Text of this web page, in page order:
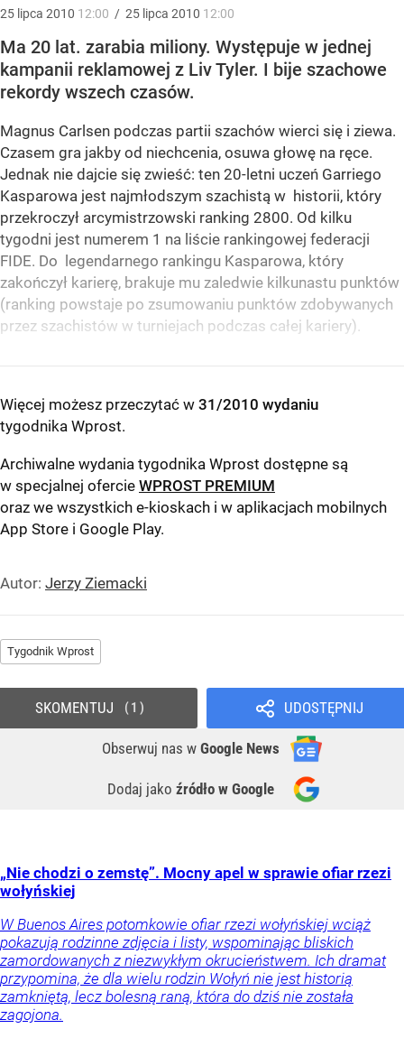
25 lipca 2010 12:00 / 25 lipca 2010 12:00
Ma 20 lat. zarabia miliony. Występuje w jednej
kampanii reklamowej z Liv Tyler. I bije szachowe
rekordy wszech czasów.
Magnus Carlsen podczas partii szachów wierci się i ziewa.
Czasem gra jakby od niechcenia, osuwa głowę na ręce.
Jednak nie dajcie się zwieść: ten 20-letni uczeń Garriego
Kasparowa jest najmłodszym szachistą w historii, który
przekroczył arcymistrzowski ranking 2800. Od kilku
tygodni jest numerem 1 na liście rankingowej federacji
FIDE. Do legendarnego rankingu Kasparowa, który
zakończył karierę, brakuje mu zaledwie kilkunastu punktów
(ranking powstaje po zsumowaniu punktów zdobywanych
przez szachistów w turniejach podczas całej kariery).
Więcej możesz przeczytać w 31/2010 wydaniu
tygodnika Wprost.
Archiwalne wydania tygodnika Wprost dostępne są
w specjalnej ofercie WPROST PREMIUM
oraz we wszystkich e-kioskach i w aplikacjach mobilnych
App Store i Google Play.
Autor: Jerzy Ziemacki
Tygodnik Wprost
UDOSTĘPNIJ
Obserwuj nas w Google News
Dodaj jako źródło w Google
SKOMENTUJ 1
„Nie chodzi o zemstę”. Mocny apel w sprawie ofiar rzezi
wołyńskiej
W Buenos Aires potomkowie ofiar rzezi wołyńskiej wciąż
pokazują rodzinne zdjęcia i listy, wspominając bliskich
zamordowanych z niezwykłym okrucieństwem. Ich dramat
przypomina, że dla wielu rodzin Wołyń nie jest historią
zamkniętą, lecz bolesną raną, która do dziś nie została
zagojona.